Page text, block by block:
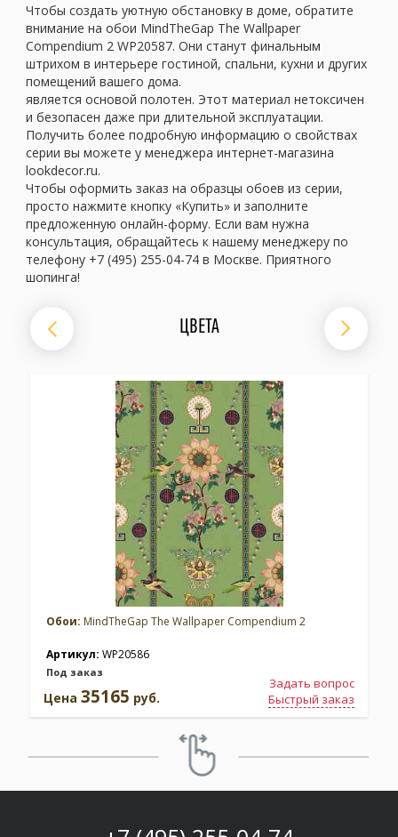
Чтобы создать уютную обстановку в доме, обратите
внимание на обои MindTheGap The Wallpaper
Compendium 2 WP20587. Они станут финальным
штрихом в интерьере гостиной, спальни, кухни и других
помещений вашего дома.
является основой полотен. Этот материал нетоксичен
и безопасен даже при длительной эксплуатации.
Получить более подробную информацию о свойствах
серии вы можете у менеджера интернет-магазина
lookdecor.ru.
Чтобы оформить заказ на образцы обоев из серии,
просто нажмите кнопку «Купить» и заполните
предложенную онлайн-форму. Если вам нужна
консультация, обращайтесь к нашему менеджеру по
телефону +7 (495) 255-04-74 в Москве. Приятного
шопинга!
ЦВЕТА
Обои: MindTheGap The Wallpaper Compendium 2
Артикул: WP20586
Под заказ
Задать вопрос
Быстрый заказ
Цена 35165 руб.